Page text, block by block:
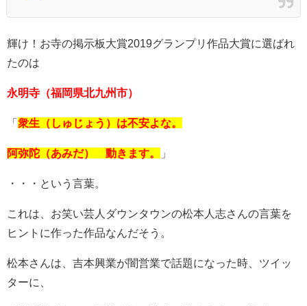
輝け！お寺の掲示板大賞2019グランプリ作品大賞に選ばれ
たのは
永明寺（福岡県北九州市）
「 衆生（しゅじょう）は不安よな。
阿弥陀（あみだ） 動きます。 」
・・・という言葉。
これは、お笑い芸人ダウンタウンの松本人志さんの言葉を
ヒントに作った作品なんだそう。
松本さんは、吉本興業が闇営業で話題になった時、ツイッ
ターに、